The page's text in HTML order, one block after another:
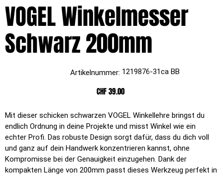
VOGEL Winkelmesser
Schwarz 200mm
Artikelnummer: Artikelnummer:
1219876-
1219876-31ca BB
Preis
CHF 39.00
Mit dieser schicken schwarzen VOGEL Winkellehre bringst du
endlich Ordnung in deine Projekte und misst Winkel wie ein
echter Profi. Das robuste Design sorgt dafür, dass du dich voll
und ganz auf dein Handwerk konzentrieren kannst, ohne
Kompromisse bei der Genauigkeit einzugehen. Dank der
kompakten Länge von 200mm passt dieses Werkzeug perfekt in